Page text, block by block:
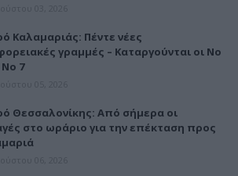
Καλαμαριάς: Πέντε νέες
γραμμές – Καταργούνται οι Νο
Νο 7
Θεσσαλονίκης: Από σήμερα οι
στο ωράριο για την επέκταση προς